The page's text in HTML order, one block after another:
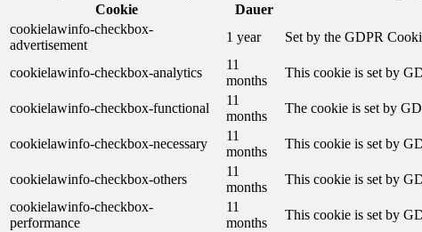
Cookie
Dauer
cookielawinfo-checkbox-
advertisement
1 year Set by the GDPR
cookielawinfo-checkbox-analytics
11
months
This cookie is set by
cookielawinfo-checkbox-functional
11
months
The cookie is set by
cookielawinfo-checkbox-necessary
11
months
This cookie is set by
cookielawinfo-checkbox-others
11
months
This cookie is set by
cookielawinfo-checkbox-
performance
11
months
This cookie is set by